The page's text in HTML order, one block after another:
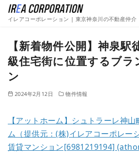
イレアコーポレーション | 東京神奈川の不動産仲介
【新着物件公開】神泉
級住宅街に位置するブラ
ン
2024年2月12日 物件情報
【アットホーム】シュトラーレ神
ム（提供元：(株)イレアコーポレー
賃貸マンション[6981219194]